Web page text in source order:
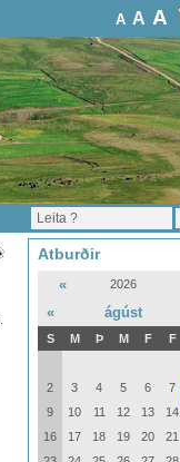
A A A
Atburðir
« 2026
«
ágúst
S M Þ M F F
2
3 4 5 6 7
9
10 11 12 13 14
16
17 18 19 20 21